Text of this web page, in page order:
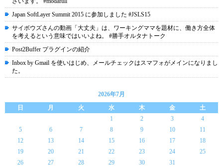
Japan SoftLayer Summit 2015 に参加しました #JSLS15
サイボウズさんの動画「大丈夫」は、ワーキングママを題材に、働き方全体
を考えるという意味ではいいよね。 #勝手オルタナトーク
Post2Buffer プラグインの紹介
Inbox by Gmail を使いはじめ、メールチェックはスマフォがメインになりまし
た。
2026年7月
日
月 火 水 木 金
土
1
2 3
4
5
6 7 8 9 10
11
12
13 14 15 16 17
18
19
20 21 22 23 24
25
26
27 28 29 30 31